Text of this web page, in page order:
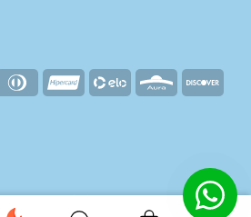
- Todos os direitos reservados.